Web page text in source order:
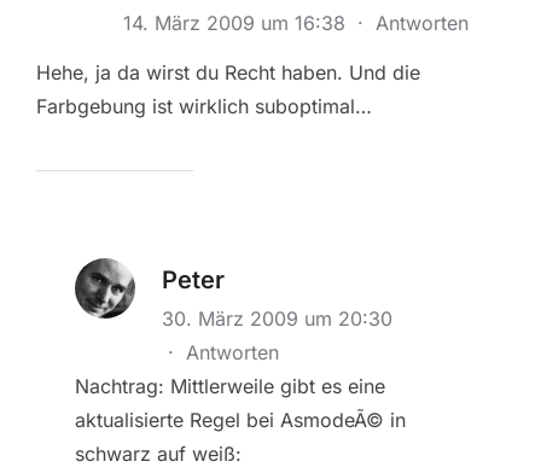
14. März 2009 um 16:38 · Antworten
Hehe, ja da wirst du Recht haben. Und die
Farbgebung ist wirklich suboptimal…
Peter
30. März 2009 um 20:30
· Antworten
Nachtrag: Mittlerweile gibt es eine
aktualisierte Regel bei AsmodeÃ© in
schwarz auf weiß: